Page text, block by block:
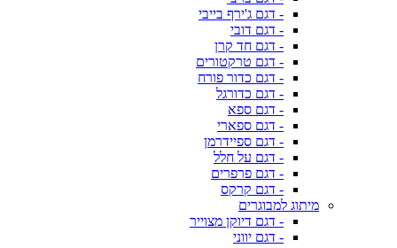
- דגם ג'ירף בייבי
- דגם דובי
- דגם חד קרן
- דגם טרקטורים
- דגם כדור פורח
- דגם כדורגל
- דגם ספא
- דגם ספארי
- דגם ספיידרמן
- דגם על חלל
- דגם פרפרים
- דגם קרקס
מיתוג למבוגרים
- דגם דיוקן מצוייר
- דגם יווני